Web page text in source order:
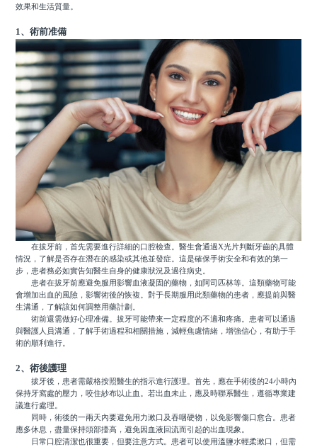
效果和生活質量。
1、術前准備
在拔牙前，首先需要進行詳細的口腔檢查。醫生會通過X光片判斷牙齒的具體
情況，了解是否存在潛在的感染或其他並發症。這是確保手術安全和有效的第一
步，患者務必如實告知醫生自身的健康狀況及過往病史。
患者在拔牙前應避免服用影響血液凝固的藥物，如阿司匹林等。這類藥物可能
會增加出血的風險，影響術後的恢複。對于長期服用此類藥物的患者，應提前與醫
生溝通，了解該如何調整用藥計劃。
術前還需做好心理准備。拔牙可能帶來一定程度的不適和疼痛。患者可以通過
與醫護人員溝通，了解手術過程和相關措施，減輕焦慮情緒，增強信心，有助于手
術的順利進行。
2、術後護理
拔牙後，患者需嚴格按照醫生的指示進行護理。首先，應在手術後的24小時內
保持牙窩處的壓力，咬住紗布以止血。若出血未止，應及時聯系醫生，遵循專業建
議進行處理。
同時，術後的一兩天內要避免用力漱口及吞咽硬物，以免影響傷口愈合。患者
應多休息，盡量保持頭部擡高，避免因血液回流而引起的出血現象。
日常口腔清潔也很重要，但要注意方式。患者可以使用溫鹽水輕柔漱口，但需